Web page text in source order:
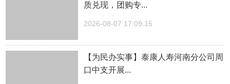
质兑现，团购专...
2026-08-07 17:09:15
【为民办实事】泰康人寿河南分公司周
口中支开展...